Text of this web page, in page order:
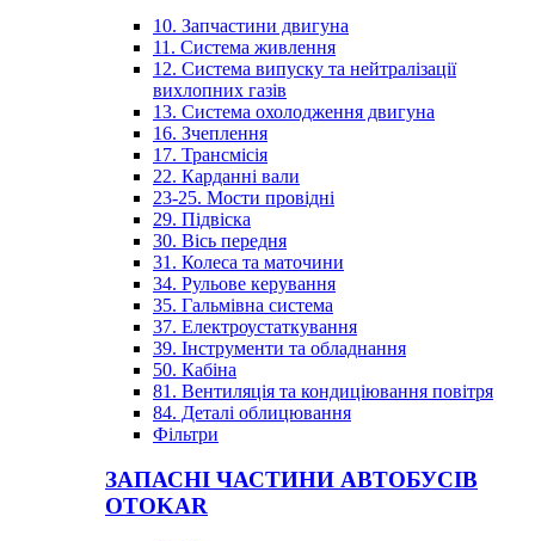
10. Запчастини двигуна
11. Система живлення
12. Система випуску та нейтралізації
вихлопних газів
13. Система охолодження двигуна
16. Зчеплення
17. Трансмісія
22. Карданні вали
23-25. Мости провідні
29. Підвіска
30. Вісь передня
31. Колеса та маточини
34. Рульове керування
35. Гальмівна система
37. Електроустаткування
39. Інструменти та обладнання
50. Кабіна
81. Вентиляція та кондиціювання повітря
84. Деталі облицювання
Фільтри
ЗАПАСНІ ЧАСТИНИ АВТОБУСІВ
OTOKAR